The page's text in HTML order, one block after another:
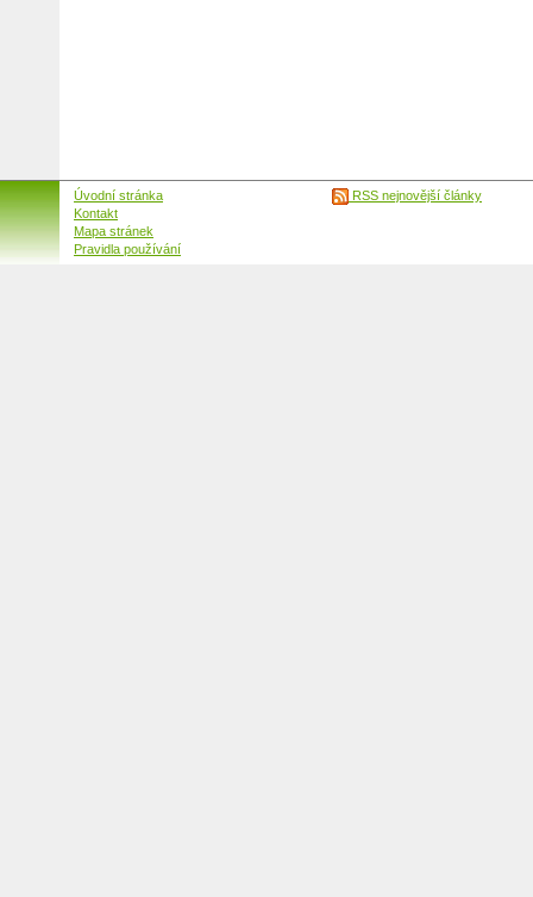
Úvodní stránka
Kontakt
Mapa stránek
Pravidla používání
RSS nejnovější články